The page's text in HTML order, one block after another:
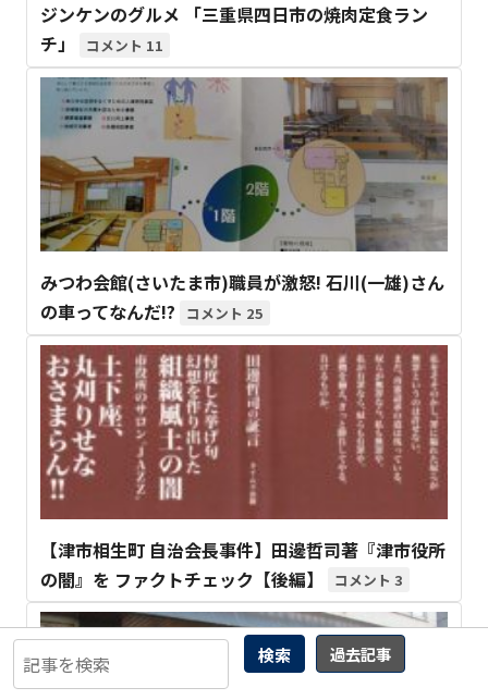
検索 過去記事
ジンケンのグルメ 「三重県四日市の焼肉定食ラン
チ」
11
みつわ会館(さいたま市)職員が激怒! 石川(一雄)さん
の車ってなんだ!?
25
【津市相生町 自治会長事件】田邊哲司著『津市役所
の闇』を ファクトチェック【後編】
3